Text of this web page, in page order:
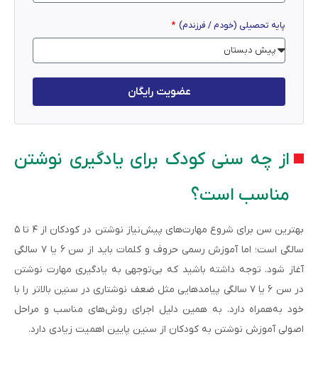
پایه تحصیلی (خودم / فرزندم)
عضویت رایگان
از چه سنی کودک برای یادگیری نوشتن
مناسب است؟
بهترین سن برای شروع مهارت‌های پیش‌نیاز نوشتن در کودکان از ۴ تا ۵
سالگی است؛ اما آموزش رسمی حروف و کلمات باید از سن ۶ یا ۷ سالگی
آغاز شود. توجه داشته باشید که بی‌توجهی به یادگیری مهارت نوشتن
در سن ۶ یا ۷ سالگی پیامدهایی مثل ضعف نوشتاری در سنین بالاتر را با
خود به‌همراه دارد. به همین دلیل اجرای روش‌های مناسب و مراحل
اصولی آموزش نوشتن به کودکان از سنین پایین اهمیت زیادی دارد.